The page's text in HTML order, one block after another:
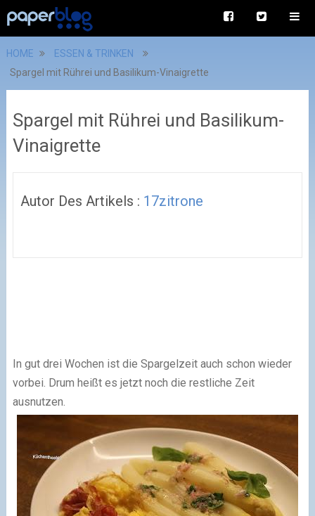
HOME
ESSEN & TRINKEN
Spargel mit Rührei und Basilikum-Vinaigrette
Spargel mit Rührei und Basilikum-
Vinaigrette
Autor Des Artikels : 17zitrone
In gut drei Wochen ist die Spargelzeit auch schon wieder
vorbei. Drum heißt es jetzt noch die restliche Zeit
ausnutzen.